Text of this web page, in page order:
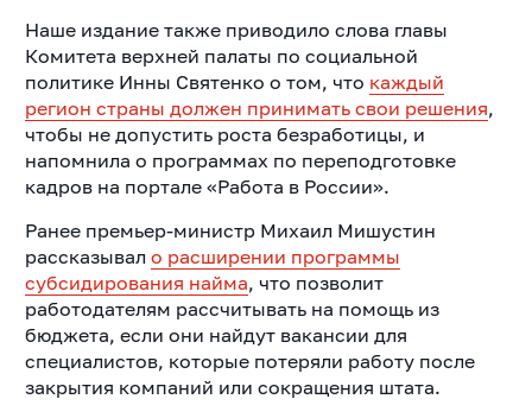
Наше издание также приводило слова главы
Комитета верхней палаты по социальной
политике Инны Святенко о том, что каждый
регион страны должен принимать свои решения,
чтобы не допустить роста безработицы, и
напомнила о программах по переподготовке
кадров на портале «Работа в России».
Ранее премьер-министр Михаил Мишустин
рассказывал о расширении программы
субсидирования найма, что позволит
работодателям рассчитывать на помощь из
бюджета, если они найдут вакансии для
специалистов, которые потеряли работу после
закрытия компаний или сокращения штата.